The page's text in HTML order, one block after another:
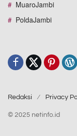
MuaroJambi
PoldaJambi
Redaksi Privacy
© 2025 netinfo.id